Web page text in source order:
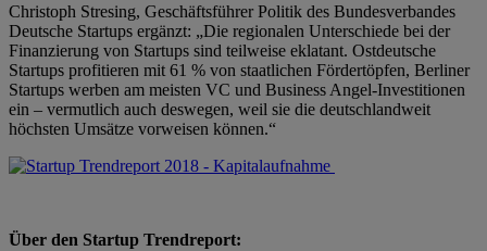
Christoph Stresing, Geschäftsführer Politik des Bundesverbandes
Deutsche Startups ergänzt: „Die regionalen Unterschiede bei der
Finanzierung von Startups sind teilweise eklatant. Ostdeutsche
Startups profitieren mit 61 % von staatlichen Fördertöpfen, Berliner
Startups werben am meisten VC und Business Angel-Investitionen
ein – vermutlich auch deswegen, weil sie die deutschlandweit
höchsten Umsätze vorweisen können.“
Über den Startup Trendreport: